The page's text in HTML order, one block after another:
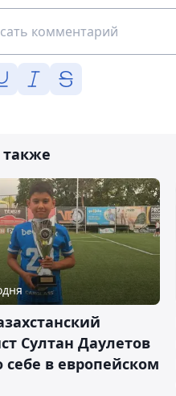
Султан Даулетов
себе в европейском